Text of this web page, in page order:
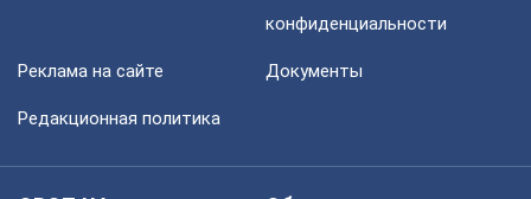
конфиденциальности
Реклама на сайте Документы
Редакционная политика